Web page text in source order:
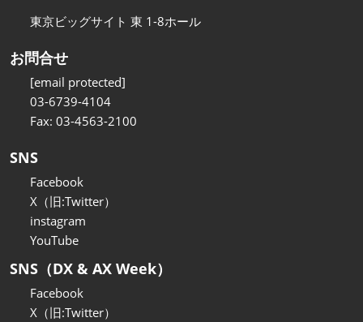
東京ビッグサイト 東 1-8ホール
お問合せ
[email protected]
03-6739-4104
Fax: 03-4563-2100
SNS
Facebook
X（旧:Twitter）
instagram
YouTube
SNS（DX & AX Week）
Facebook
X（旧:Twitter）